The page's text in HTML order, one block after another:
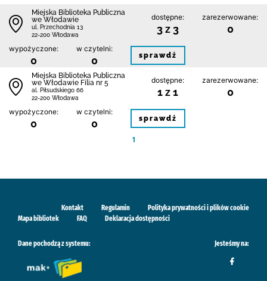
Miejska Biblioteka Publiczna
we Włodawie
ul. Przechodnia 13
22-200 Włodawa
dostępne:
3 z 3
zarezerwowane:
0
wypożyczone:
0
w czytelni:
0 sprawdź
Miejska Biblioteka Publiczna
we Włodawie Filia nr 5
al. Piłsudskiego 66
22-200 Włodawa
dostępne:
1 z 1
zarezerwowane:
0
wypożyczone:
0
w czytelni:
0 sprawdź
1
Kontakt Regulamin
Polityka prywatności i plików cookie
Mapa bibliotek
FAQ Deklaracja dostępności
Dane pochodzą z systemu: Jesteśmy na: